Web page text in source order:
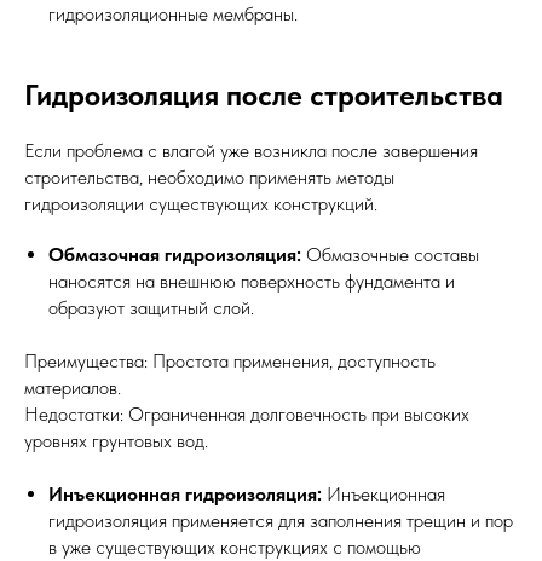
гидроизоляционные мембраны.
Гидроизоляция после строительства
Если проблема с влагой уже возникла после завершения
строительства, необходимо применять методы
гидроизоляции существующих конструкций.
Обмазочная гидроизоляция: Обмазочные составы
наносятся на внешнюю поверхность фундамента и
образуют защитный слой.
Преимущества: Простота применения, доступность
материалов.
Недостатки: Ограниченная долговечность при высоких
уровнях грунтовых вод.
Инъекционная гидроизоляция: Инъекционная
гидроизоляция применяется для заполнения трещин и пор
в уже существующих конструкциях с помощью